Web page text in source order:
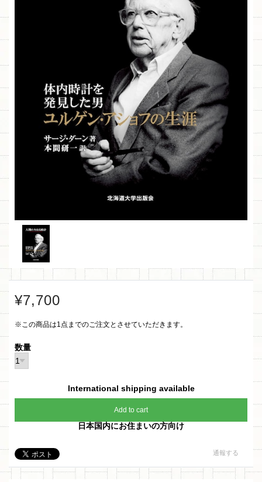
¥7,700
※この商品は1点までのご注文とさせていただきます。
数量
International shipping available
Add to cart
日本国内にお住まいの方向け
通報する